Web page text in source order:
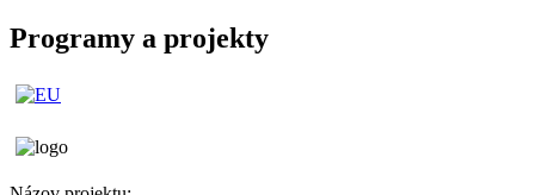
Programy a projekty